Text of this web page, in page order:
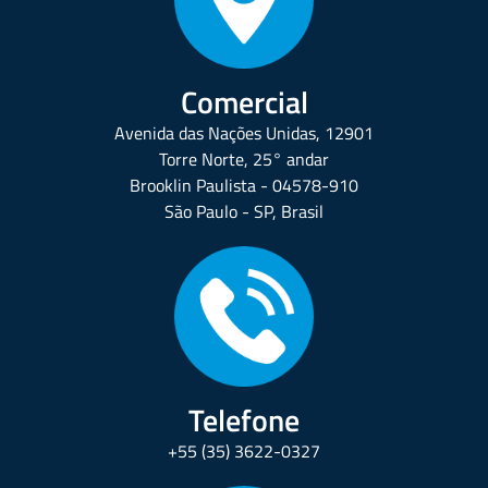
Comercial
Avenida das Nações Unidas, 12901
Torre Norte, 25° andar
Brooklin Paulista - 04578-910
São Paulo - SP, Brasil
Telefone
+55 (35) 3622-0327